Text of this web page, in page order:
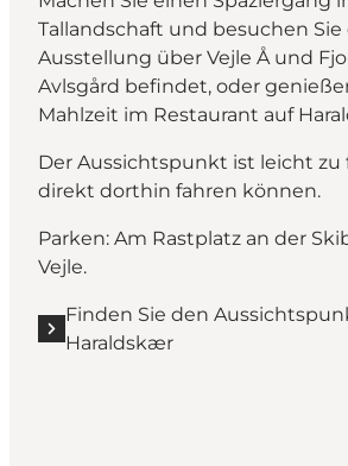
Tallandschaft und besuchen Sie
Ausstellung über Vejle Å und
Avlsgård befindet, oder
Mahlzeit im Restaurant auf
Der Aussichtspunkt ist leicht zu
direkt dorthin fahren können.
Parken: Am Rastplatz an der
Vejle.
Finden Sie den
Haraldskær